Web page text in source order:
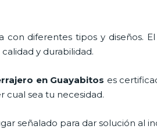
con diferentes tipos y diseños. El
y durabilidad.
en Guayabitos es
cual sea tu necesidad.
señalado para dar solución al